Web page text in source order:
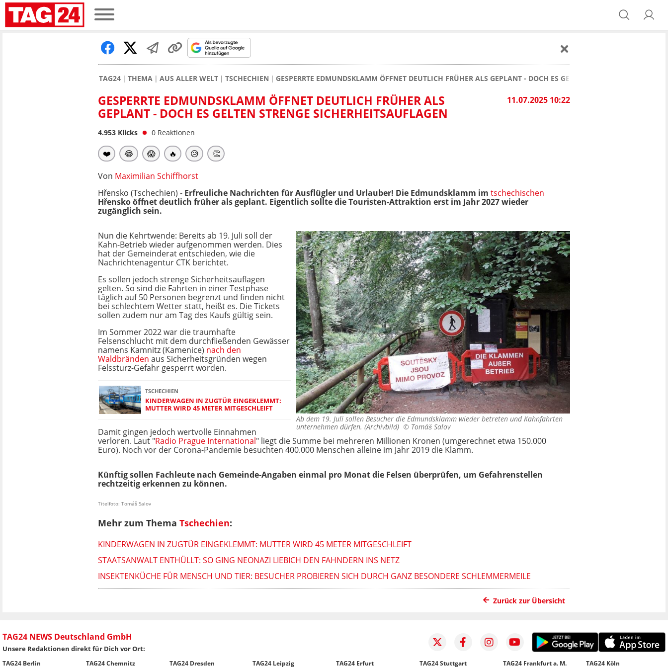
TAG24 THEMA AUS ALLER WELT TSCHECHIEN GESPERRTE EDMUNDSKLAMM ÖFFNET DEUTLICH FRÜHER ALS GEPLANT - DOCH ES GELTEN STRENGE
11.07.2025 10:22
GESPERRTE EDMUNDSKLAMM ÖFFNET DEUTLICH FRÜHER ALS
GEPLANT - DOCH ES GELTEN STRENGE SICHERHEITSAUFLAGEN
4.953 Klicks 0 Reaktionen
❤️ 😂 😱 🔥 😥 👏
Von Maximilian Schiffhorst
Hřensko (Tschechien) - Erfreuliche Nachrichten für Ausflügler und Urlauber! Die Edmundsklamm im tschechischen
Hřensko öffnet deutlich früher als geplant. Eigentlich sollte die Touristen-Attraktion erst im Jahr 2027 wieder
zugänglich sein.
Ab dem 19. Juli sollen Besucher die Edmundsklamm wieder betreten und Kahnfahrten
unternehmen dürfen. (Archivbild) © Tomáš Salov
Nun die Kehrtwende: Bereits ab 19. Juli soll der
Kahn-Betrieb wieder aufgenommen werden. Dies
hat der Gemeinderat entschieden, wie die
Nachrichtenagentur CTK berichtet.
Es sollen jedoch strenge Sicherheitsauflagen
gelten. So sind die Fahrten in einer Testphase
täglich auf 50 Personen begrenzt und finden nicht
bei schlechtem Wetter statt, heißt es. Die Tickets
sollen zudem nur am Tag des Kaufs gültig sein.
Im Sommer 2022 war die traumhafte
Felsenschlucht mit dem durchfließenden Gewässer
namens Kamnitz (Kamenice) nach den
Waldbränden aus Sicherheitsgründen wegen
Felssturz-Gefahr gesperrt worden.
TSCHECHIEN
KINDERWAGEN IN ZUGTÜR EINGEKLEMMT:
MUTTER WIRD 45 METER MITGESCHLEIFT
Damit gingen jedoch wertvolle Einnahmen
verloren. Laut "Radio Prague International" liegt die Summe bei mehreren Millionen Kronen (umgerechnet etwa 150.000
Euro). Noch vor der Corona-Pandemie besuchten 400.000 Menschen alleine im Jahr 2019 die Klamm.
Künftig sollen Fachleute nach Gemeinde-Angaben einmal pro Monat die Felsen überprüfen, um Gefahrenstellen
rechtzeitig erkennen zu können.
Titelfoto: Tomáš Salov
Mehr zum Thema Tschechien:
KINDERWAGEN IN ZUGTÜR EINGEKLEMMT: MUTTER WIRD 45 METER MITGESCHLEIFT
STAATSANWALT ENTHÜLLT: SO GING NEONAZI LIEBICH DEN FAHNDERN INS NETZ
INSEKTENKÜCHE FÜR MENSCH UND TIER: BESUCHER PROBIEREN SICH DURCH GANZ BESONDERE SCHLEMMERMEILE
Zurück zur Übersicht
TAG24 NEWS Deutschland GmbH
Unsere Redaktionen direkt für Dich vor Ort:
TAG24 Berlin TAG24 Chemnitz TAG24 Dresden TAG24 Leipzig TAG24 Erfurt TAG24 Stuttgart TAG24 Frankfurt a. M. TAG24 Köln